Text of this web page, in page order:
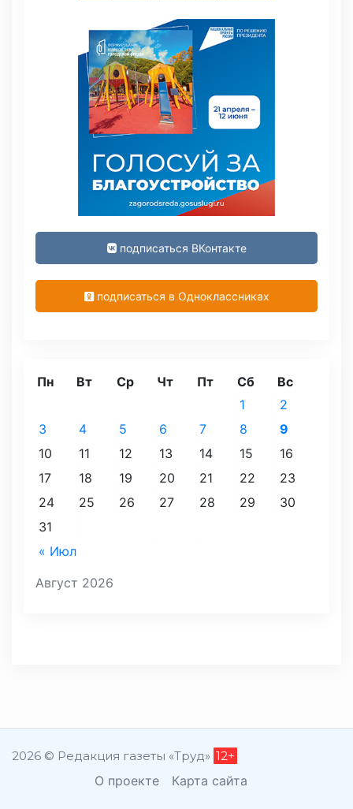
подписаться ВКонтакте
подписаться в Одноклассниках
Август 2026
Пн Вт Ср Чт Пт Сб Вс
« Июл
1
2
3
4 5 6 7 8
9
10
11 12 13 14 15
16
17
18 19 20 21 22
23
24
25 26 27 28 29
30
31
2026 © Редакция газеты «Труд» 12+
О проекте Карта сайта